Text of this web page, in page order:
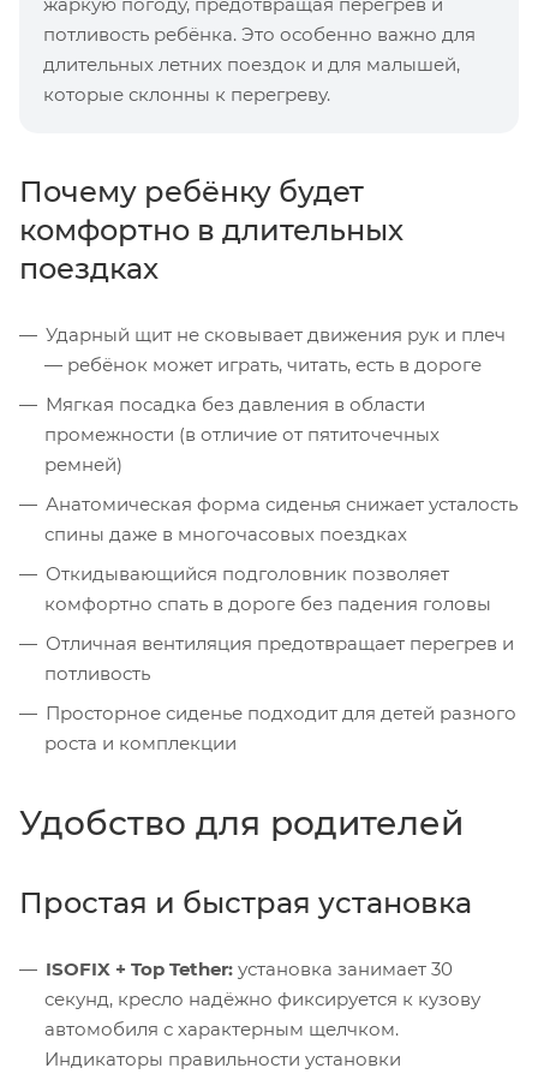
потливость ребёнка. Это особенно важно для
длительных летних поездок и для малышей,
которые склонны к перегреву.
Почему ребёнку будет
комфортно в длительных
поездках
Ударный щит не сковывает движения рук и плеч
— ребёнок может играть, читать, есть в дороге
Мягкая посадка без давления в области
промежности (в отличие от пятиточечных
ремней)
Анатомическая форма сиденья снижает усталость
спины даже в многочасовых поездках
Откидывающийся подголовник позволяет
комфортно спать в дороге без падения головы
Отличная вентиляция предотвращает перегрев и
потливость
Просторное сиденье подходит для детей разного
роста и комплекции
Удобство для родителей
Простая и быстрая установка
ISOFIX + Top Tether: установка занимает 30
секунд, кресло надёжно фиксируется к кузову
автомобиля с характерным щелчком.
Индикаторы правильности установки